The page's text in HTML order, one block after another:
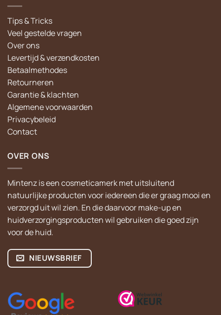
Tips & Tricks
Veel gestelde vragen
Over ons
Levertijd & verzendkosten
Betaalmethodes
Retourneren
Garantie & klachten
Algemene voorwaarden
Privacybeleid
Contact
OVER ONS
Mintenz is een cosmeticamerk met uitsluitend
natuurlijke producten voor iedereen die er graag mooi en
verzorgd uit wil zien. En die daarvoor make-up en
huidverzorgingsproducten wil gebruiken die goed zijn
voor de huid.
NIEUWSBRIEF